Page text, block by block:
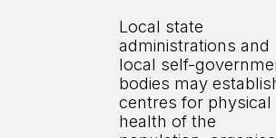
Local state
administrations and
local self-
bodies may
centres for physical
health of the